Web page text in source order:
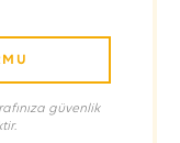
güvenlik